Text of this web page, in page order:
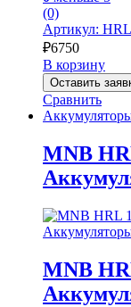
(0)
Артикул:
₽6750
В корзину
Оставить
Сравнить
MNB
MNB